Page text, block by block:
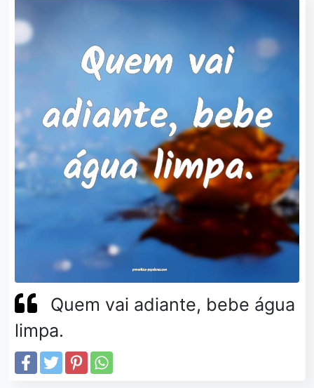
Quem vai adiante, bebe água
limpa.